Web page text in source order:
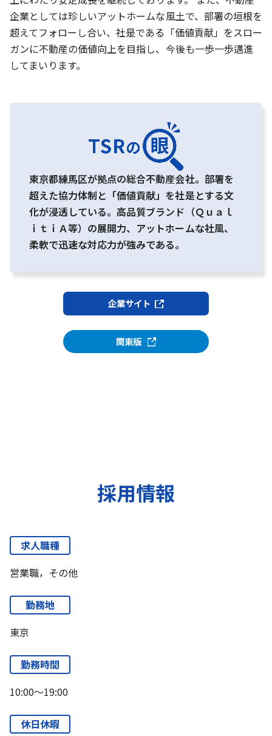
企業としては珍しいアットホームな風土で、部署の垣根を
超えてフォローし合い、社是である「価値貢献」をスロー
ガンに不動産の価値向上を目指し、今後も一歩一歩邁進
してまいります。
東京都練馬区が拠点の総合不動産会社。部署を
超えた協力体制と「価値貢献」を社是とする文
化が浸透している。高品質ブランド（Ｑｕａｌ
ｉｔｉＡ等）の展開力、アットホームな社風、
柔軟で迅速な対応力が強みである。
企業サイト
関東版
採用情報
求人職種
営業職，その他
勤務地
東京
勤務時間
10:00～19:00
休日休暇